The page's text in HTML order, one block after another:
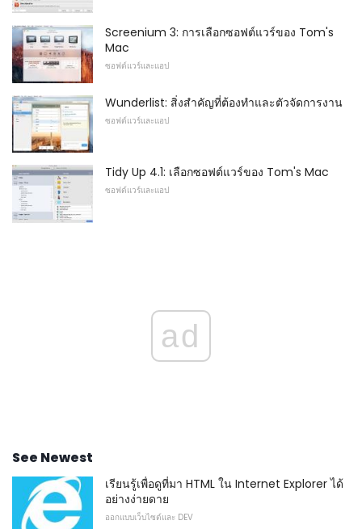
Screenium 3: การเลือกซอฟต์แวร์ของ Tom's
Mac
ซอฟต์แวร์และแอป
Wunderlist: สิ่งสำคัญที่ต้องทำและตัวจัดการงาน
ซอฟต์แวร์และแอป
Tidy Up 4.1: เลือกซอฟต์แวร์ของ Tom's Mac
ซอฟต์แวร์และแอป
ad
See Newest
เรียนรู้เพื่อดูที่มา HTML ใน Internet Explorer ได้
อย่างง่ายดาย
ออกแบบเว็บไซต์และ DEV